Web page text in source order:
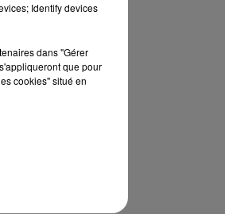
Identify devices
dans "Gérer
que pour
cookies" situé en